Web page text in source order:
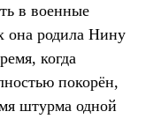
в военные
она родила Нину
когда
покорён,
штурма одной